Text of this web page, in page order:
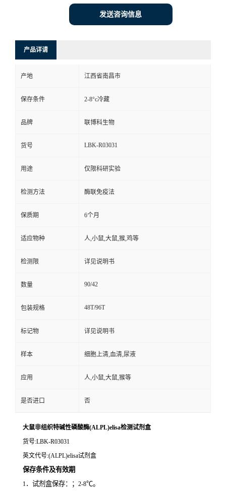
发送咨询信息
产品详请
产地 江西省南昌市
保存条件 2-8°c冷藏
品牌 联博科生物
货号 LBK-R03031
用途 仅限科研实验
检测方法 酶联免疫法
保质期 6个月
适应物种 人,小鼠,大鼠,猴,鸡等
检测限 详见说明书
数量 90/42
包装规格 48T/96T
标记物 详见说明书
样本 细胞上清,血清,尿液
应用 人,小鼠,大鼠,猴等
是否进口 否
大鼠非组织特碱性磷酸酶(ALPL)elisa检测试剂盒
货号:LBK-R03031
英文代号:(ALPL)elisa试剂盒
保存条件及有效期
1．试剂盒保存：； 2-8℃。